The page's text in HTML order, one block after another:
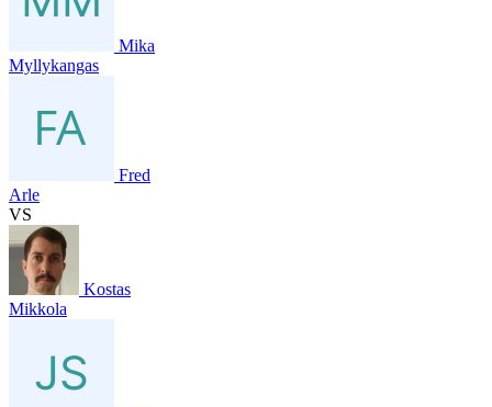
Mika
Myllykangas
Fred
Arle
VS
Kostas
Mikkola